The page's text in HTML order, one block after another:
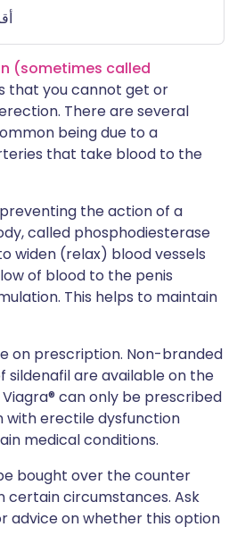
(sometimes called
that you cannot get or
There are several
being due to a
that take blood to the
the action of a
called phosphodiesterase
widen (relax) blood vessels
of blood to the penis
This helps to maintain
on prescription. Non-branded
are available on the
can only be prescribed
with erectile dysfunction
medical conditions.
bought over the counter
certain circumstances. Ask
advice on whether this option